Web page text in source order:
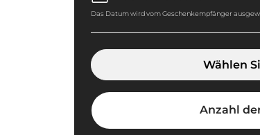
Das Datum wird vom Geschenkempfänger
Wählen
Anzahl